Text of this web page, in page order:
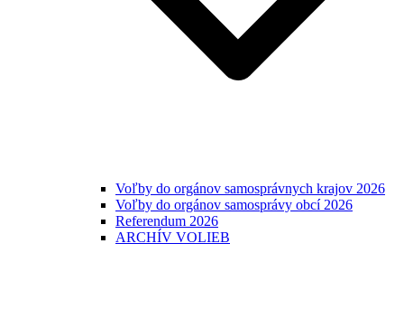
Voľby do orgánov samosprávnych krajov 2026
Voľby do orgánov samosprávy obcí 2026
Referendum 2026
ARCHÍV VOLIEB